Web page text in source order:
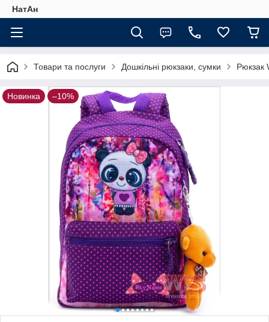
НатАн
Товари та послуги Дошкільні рюкзаки, сумки Рюкзак
Новинка –10%